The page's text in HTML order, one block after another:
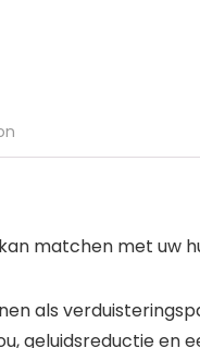
matchen met
als
geluidsreductie en